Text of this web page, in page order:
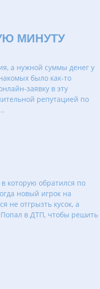
МИНУТУ
а нужной суммы денег у
было как-то
заявку в эту
репутацией по
которую обратился по
новый игрок на
не отгрызть кусок, а
Попал в ДТП, чтобы решить